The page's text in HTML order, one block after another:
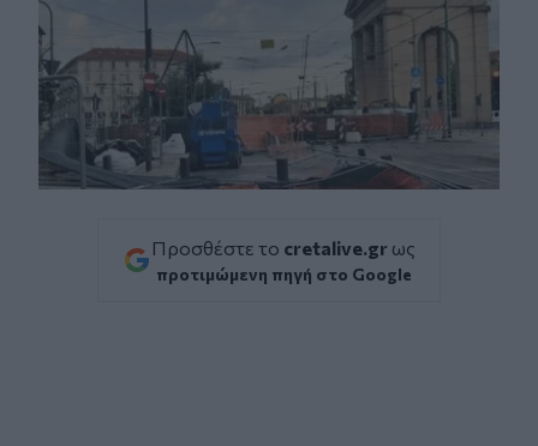
Προσθέστε το cretalive.gr ως
προτιμώμενη πηγή στο Google